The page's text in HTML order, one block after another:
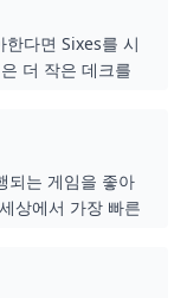
다면 Sixes를 시
더 작은 데크를
되는 게임을 좋아
상에서 가장 빠른